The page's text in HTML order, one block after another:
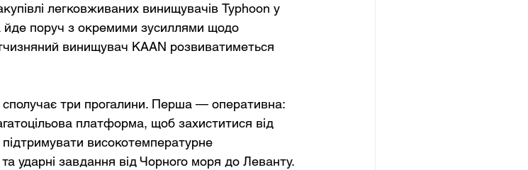
легковживаних винищувачів Typhoon у
йде поруч з окремими зусиллями щодо
винищувач KAAN розвиватиметься
три прогалини. Перша — оперативна:
платформа, щоб захиститися від
високотемпературне
ударні завдання від Чорного моря до Леванту.